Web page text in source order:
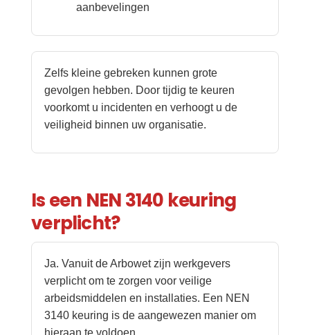
aanbevelingen
Zelfs kleine gebreken kunnen grote
gevolgen hebben. Door tijdig te keuren
voorkomt u incidenten en verhoogt u de
veiligheid binnen uw organisatie.
Is een NEN 3140 keuring
verplicht?
Ja. Vanuit de Arbowet zijn werkgevers
verplicht om te zorgen voor veilige
arbeidsmiddelen en installaties. Een NEN
3140 keuring is de aangewezen manier om